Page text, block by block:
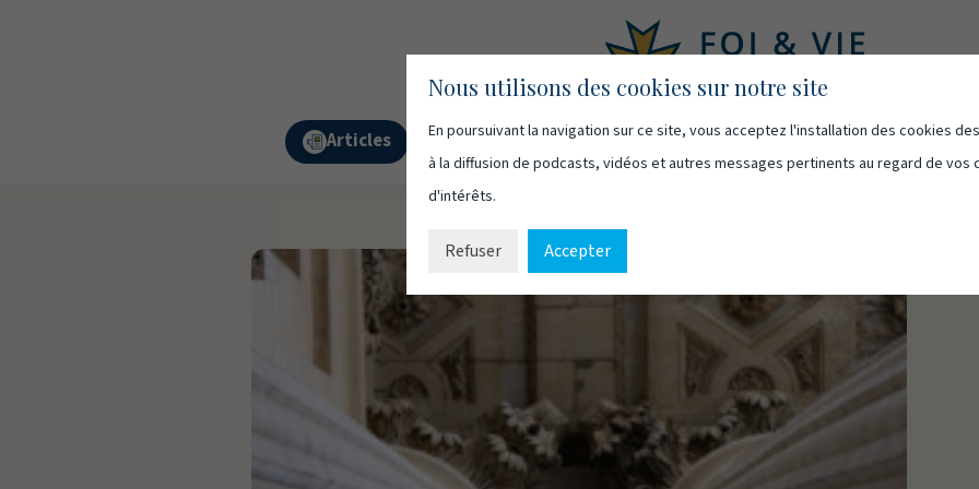
Articles Podcasts Vidéos Qui sommes-nous Ressources
Nous utilisons des cookies sur notre site
En poursuivant la navigation sur ce site, vous acceptez l'installation des cookies
à la diffusion de podcasts, vidéos et autres messages pertinents au regard de vos
d'intérêts.
Refuser Accepter